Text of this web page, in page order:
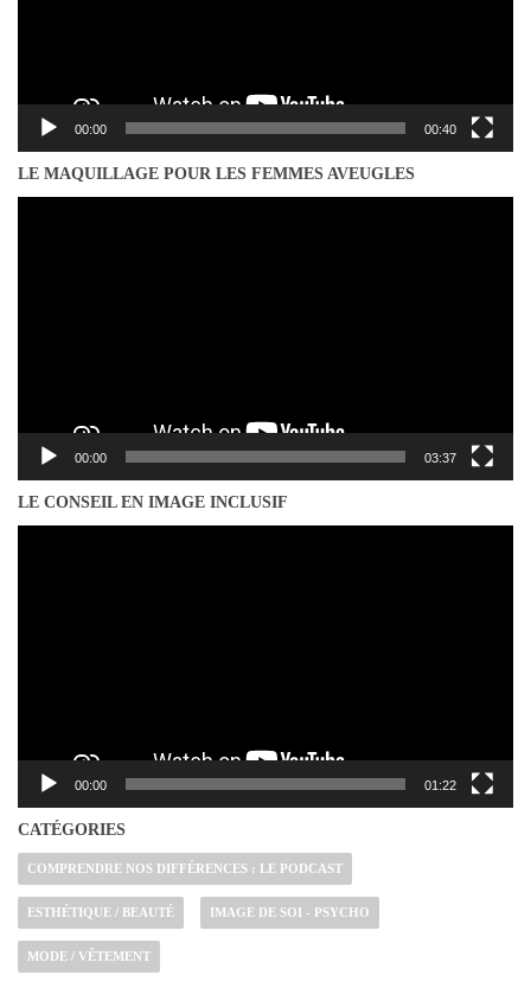
00:00 00:40
LE MAQUILLAGE POUR LES FEMMES AVEUGLES
00:00 03:37
LE CONSEIL EN IMAGE INCLUSIF
00:00 01:22
CATÉGORIES
COMPRENDRE NOS DIFFÉRENCES : LE PODCAST
ESTHÉTIQUE / BEAUTÉ IMAGE DE SOI - PSYCHO
MODE / VÊTEMENT